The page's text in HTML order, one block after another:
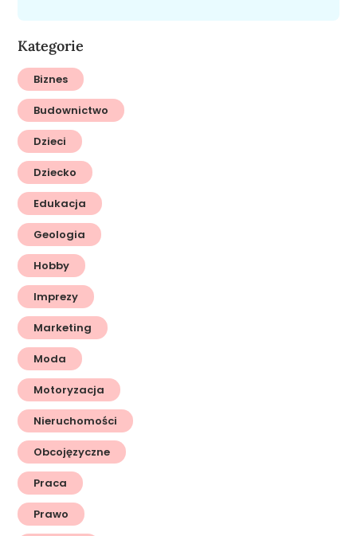
Kategorie
Biznes
Budownictwo
Dzieci
Dziecko
Edukacja
Geologia
Hobby
Imprezy
Marketing
Moda
Motoryzacja
Nieruchomości
Obcojęzyczne
Praca
Prawo